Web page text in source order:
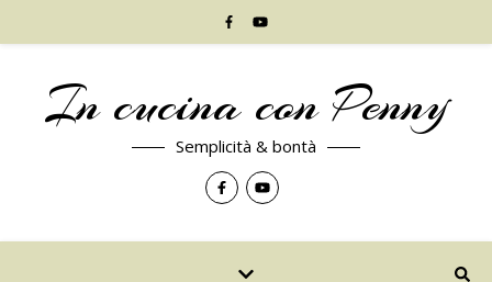
In cucina con Penny
Semplicità & bontà